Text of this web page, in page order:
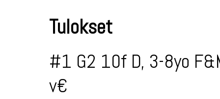
Tulokset
#1 G2 10f D, 3-8yo
v€